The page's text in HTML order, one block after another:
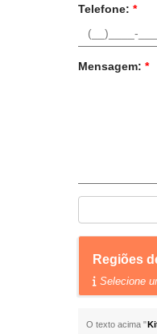
Telefone:*
Mensagem:*
Regiões
Selecione
O texto acima "